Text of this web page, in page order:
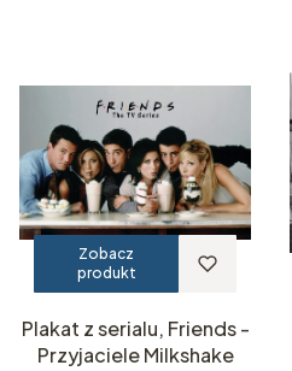
Zobacz
produkt
Plakat z serialu, Friends -
Przyjaciele Milkshake